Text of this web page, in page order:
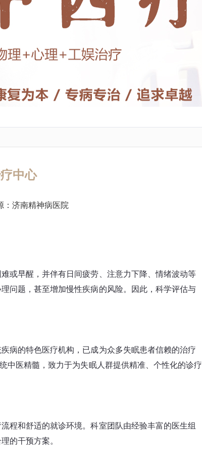
中心
济南精神病医院
或早醒，并伴有日间疲劳、注意力下降、情绪波动等
问题，甚至增加慢性疾病的风险。因此，科学评估与
病的特色医疗机构，已成为众多失眠患者信赖的治疗
中医精髓，致力于为失眠人群提供精准、个性化的诊疗
程和舒适的就诊环境。科室团队由经验丰富的医生组
的干预方案。